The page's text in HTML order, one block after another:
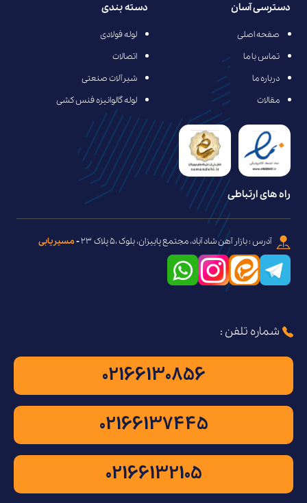
دسترسی آسان
صفحه اصلی
تماس با ما
درباره ما
مقالات
دسته بندی
لوله فولادی
اتصالات
شیرآلات صنعتی
لوله گالوانیزه فنس کشی
راه های ارتباطی
آدرس : بازار آهن شاد آباد، مجتمع پاییزان، بلوک ،۵ پلاک ۲۳ -مسیریابی
شماره تلفن :
02166130856
02166137445
02166132105